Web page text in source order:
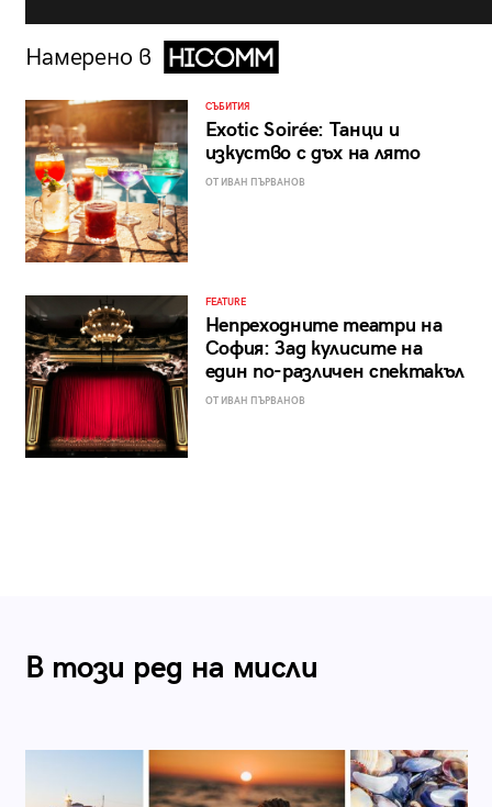
Намерено в
СЪБИТИЯ
Exotic Soirée: Танци и
изкуство с дъх на лято
ОТ ИВАН ПЪРВАНОВ
FEATURE
Непреходните театри на
София: Зад кулисите на
един по-различен спектакъл
ОТ ИВАН ПЪРВАНОВ
В този ред на мисли